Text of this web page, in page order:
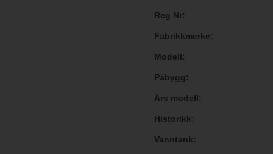
Reg Nr
Fabrikkmerke
Modell
Påbygg
Års modell
Historikk
Vanntank